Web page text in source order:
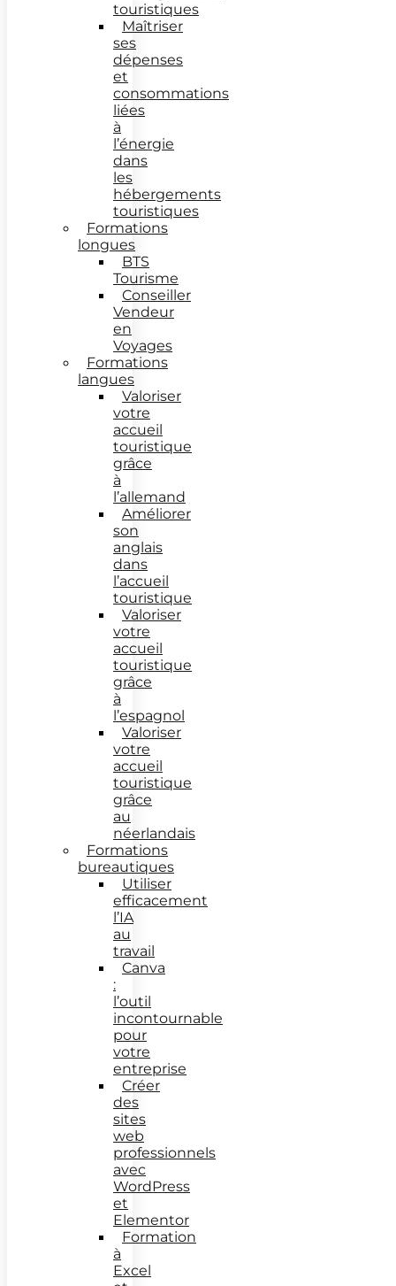
touristiques
Maîtriser
ses
dépenses
et
consommations
liées
à
l’énergie
dans
les
hébergements
touristiques
Formations
longues
BTS
Tourisme
Conseiller
Vendeur
en
Voyages
Formations
langues
Valoriser
votre
accueil
touristique
grâce
à
l’allemand
Améliorer
son
anglais
dans
l’accueil
touristique
Valoriser
votre
accueil
touristique
grâce
à
l’espagnol
Valoriser
votre
accueil
touristique
grâce
au
néerlandais
Formations
bureautiques
Utiliser
efficacement
l’IA
au
travail
Canva
:
l’outil
incontournable
pour
votre
entreprise
Créer
des
sites
web
professionnels
avec
WordPress
et
Elementor
Formation
à
Excel